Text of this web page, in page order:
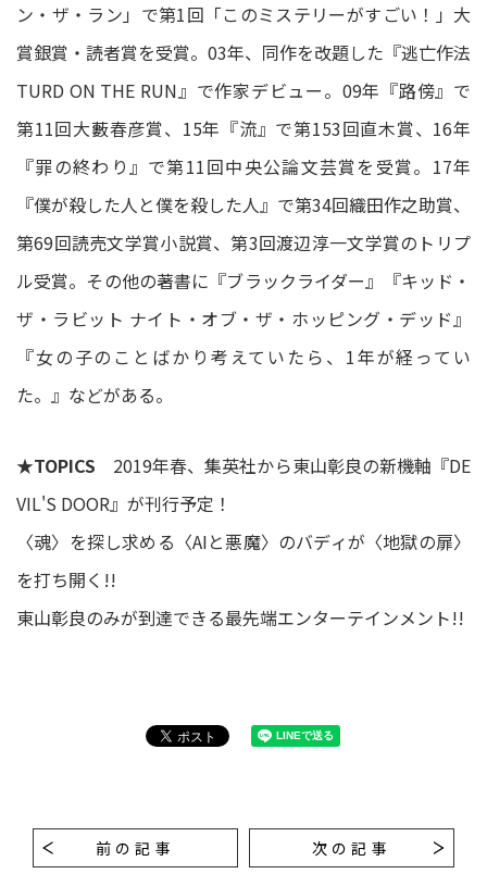
ン・ザ・ラン」で第1回「このミステリーがすごい！」大
賞銀賞・読者賞を受賞。03年、同作を改題した『逃亡作法
TURD ON THE RUN』で作家デビュー。09年『路傍』で
第11回大藪春彦賞、15年『流』で第153回直木賞、16年
『罪の終わり』で第11回中央公論文芸賞を受賞。17年
『僕が殺した人と僕を殺した人』で第34回織田作之助賞、
第69回読売文学賞小説賞、第3回渡辺淳一文学賞のトリプ
ル受賞。その他の著書に『ブラックライダー』『キッド・
ザ・ラビット ナイト・オブ・ザ・ホッピング・デッド』
『女の子のことばかり考えていたら、1年が経ってい
た。』などがある。
★TOPICS 2019年春、集英社から東山彰良の新機軸『DE
VIL'S DOOR』が刊行予定！
〈魂〉を探し求める〈AIと悪魔〉のバディが〈地獄の扉〉
を打ち開く!!
東山彰良のみが到達できる最先端エンターテインメント!!
前の記事 次の記事